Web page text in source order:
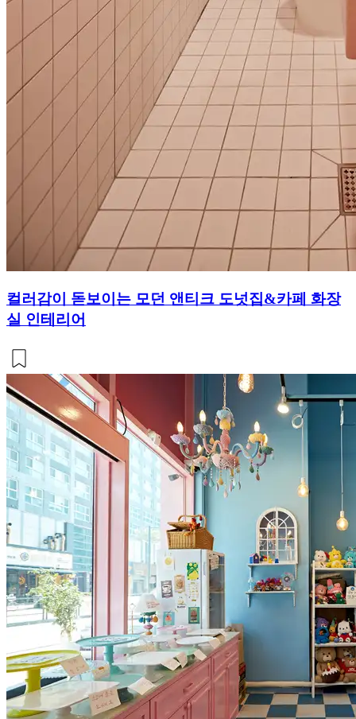
컬러감이 돋보이는 모던 앤티크 도넛집&카페 화장
실 인테리어